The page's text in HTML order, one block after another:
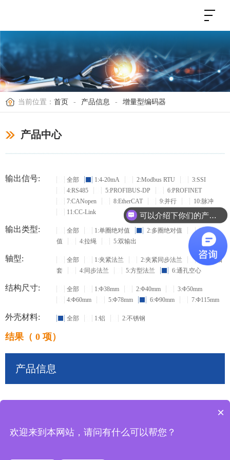
当前位置： 首页 - 产品信息 - 增量型编码器
产品中心
输出信号: 全部 1:4-20mA 2:Modbus RTU
3:SSI
4:RS485
5:PROFIBUS-DP
6:PROFINET
7:CANopen
8:EtherCAT 9:并行
10:脉冲
11:CC-Link
输出类型: 全部 1:单圈绝对值 2:多圈绝对值
3:增量
值
4:拉绳 5:双输出
轴型: 全部 1:夹紧法兰 2:夹紧同步法兰
3:盲孔轴
套
4:同步法兰 5:方型法兰 6:通孔空心
结构尺寸: 全部 1:Φ38mm 2:Φ40mm
3:Φ50mm
4:Φ60mm
5:Φ78mm 6:Φ90mm 7:Φ115mm
外壳材料: 全部 1:铝 2:不锈钢
结果（ 0 项）
产品信息
可以介绍下你们的产品么？
×
欢迎来到本网站，请问有什么可以帮您？